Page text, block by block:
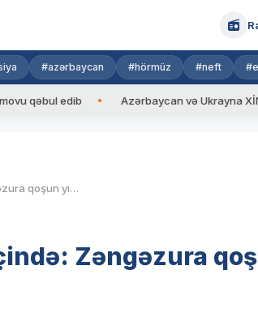
#azərbaycan #hörmüz #neft
edib Azərbaycan və Ukrayna XİN
Erməni general qorxu içində: Zəngəzura qoşun yığılır, amma o yoxdur!
Zəngəzura